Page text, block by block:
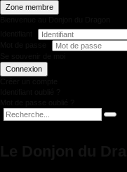
Zone membre
Connexion